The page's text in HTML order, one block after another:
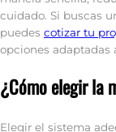
cuidado. Si buscas
puedes cotizar tu
opciones adaptadas
¿Cómo elegir la
Elegir el sistema